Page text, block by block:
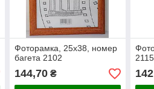
Фоторамка, 25х38, номер
багета 2102
144,70₴
2115
142